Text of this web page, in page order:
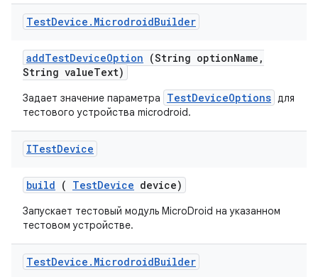
TestDevice . MicrodroidBuilder
addTestDeviceOption (String optionName ,
String valueText)
Задает значение параметра TestDeviceOptions для
тестового устройства microdroid.
ITestDevice
build ( TestDevice device)
Запускает тестовый модуль MicroDroid на указанном
тестовом устройстве.
TestDevice . MicrodroidBuilder